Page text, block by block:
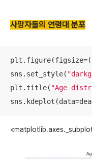
사망자들의 연령대 분포
plt.figure(figsize=(
sns.set_style(
plt.title( "Age